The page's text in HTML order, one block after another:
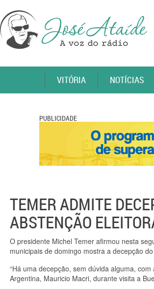
VITÓRIA NOTÍCIAS
PUBLICIDADE
TEMER ADMITE
ABSTENÇÃO
O presidente Michel Temer afirmou nesta
municipais de domingo mostra a decepção
“Há uma decepção, sem dúvida alguma,
Argentina, Mauricio Macri, durante visita a